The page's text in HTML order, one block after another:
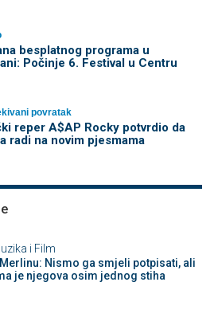
besplatnog programa u
Počinje 6. Festival u Centru
povratak
reper A$AP Rocky potvrdio da
radi na novim pjesmama
i Film
Nismo ga smjeli potpisati, ali
je njegova osim jednog stiha